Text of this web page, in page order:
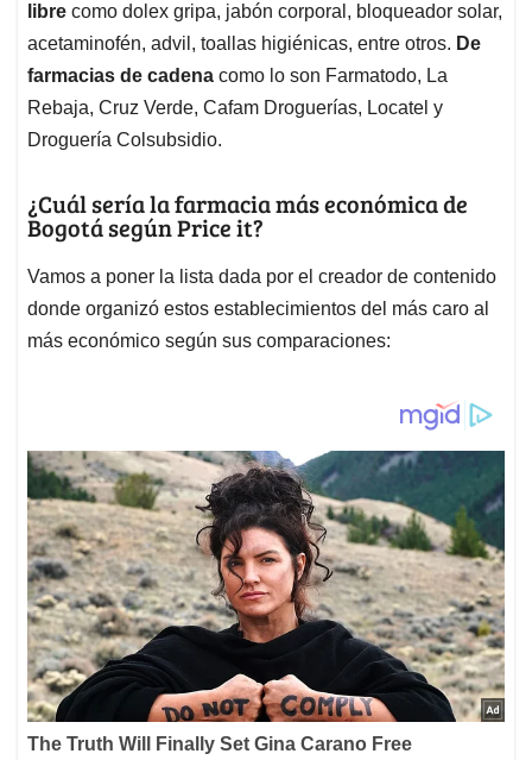
libre como dolex gripa, jabón corporal, bloqueador solar,
acetaminofén, advil, toallas higiénicas, entre otros. De
farmacias de cadena como lo son Farmatodo, La
Rebaja, Cruz Verde, Cafam Droguerías, Locatel y
Droguería Colsubsidio.
¿Cuál sería la farmacia más económica de
Bogotá según Price it?
Vamos a poner la lista dada por el creador de contenido
donde organizó estos establecimientos del más caro al
más económico según sus comparaciones: